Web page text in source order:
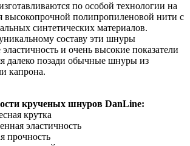
по особой технологии на
высокопрочной полипропиленовой нити с
синтетических материалов.
составу эти шнуры
и очень высокие показатели
далеко позади обычные шнуры из
капрона.
крученых шнуров DanLine:
крутка
эластичность
прочность